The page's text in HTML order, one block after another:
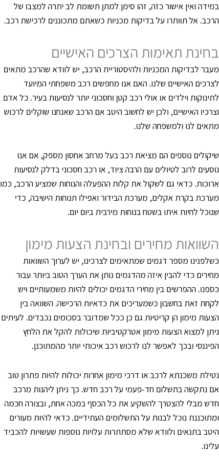
ואין אישור כזה, זהו סימן למתן תשומת לב יתרה למצבו של
אל תוותרו על בדיקות מכניות כשאתם מתכוננים לרכישת רכב.
תאימות הצרכים האישיים
לבדיקות המכניות ולהיסטוריית הרכב, יש לוודא שהרכב מתאים
האישיים שלנו. האם אנו מחפשים רכב משפחתי המיועד
וילדים או אולי רכב קטן וחסכוני יותר לנסיעות בעיר. כל אדם
האישיים, ולכן יש לחשוב היטב אם הרכב שאנחנו שוקלים לרכוש
לנו ולמשפחה שלנו.
נוספים הם מציאת רכב בעל מרחב אחסון מספק, אם אנו
לרוב לטיולים עם הרבה ציוד, או רכב חסכוני בדלק לנסיעות
כדאי גם לשקול את קלות ההפעלה והנוחות שמציע הרכב, כמו
בקרת אקלים, מערכת הבידור ואפילו תנוחות הישיבה, כדי
לחיות איתו בשטח בנוחות מירבית ביום יום.
מחירים ובחינת הצעות מימון
מספר דגמים שמתאימים לצרכינו, יש לערוך השוואות
כדי להבין איזה מהדגמים נותן את הערך הטוב ביותר עבור
ההפרשים בין מחירי הדגמים יכולים להיות משמעותיים ויש
זאת בחשבון כשמעריכים את כדאיות הרכישה. השוואה בין
מימון הן קריטיות גם כן ככל שמדובר בסכומים נכבדים. לעיתים
למצוא הצעות מימון אטרקטיביות שיכולות להקל את הלחץ
ובכך לאפשר לנו לרכוש רכב איכותי יותר מהמתוכנן.
משכנתא לרכב או דרכי מימון אחרות יכולות להיות פתרון טוב
נתקשה בתשלום חד-פעמי על רכב חדש. כך ניתן ליהנות מרכב
מבלי להצטרך להשקיע את כל הכסף במכה אחת, ובצורה חכמה
נוכל לבנות על התשלומים העתידיים. כדאי להיות מעורים
בתנאים ולוודא שלא מסתתרות עלויות נוספות שעשויות להכביד